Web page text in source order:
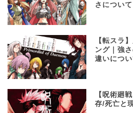
さについて
【転スラ
ング｜強
違いについ
【呪術廻
存/死亡と